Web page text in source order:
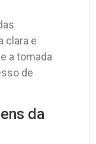
clara e
a tomada
de
da